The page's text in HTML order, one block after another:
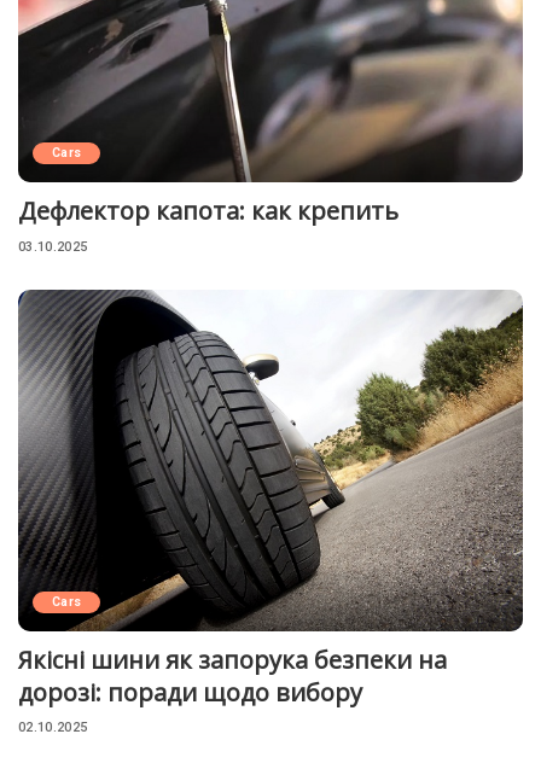
Cars
Дефлектор капота: как крепить
03.10.2025
Cars
Якісні шини як запорука безпеки на
дорозі: поради щодо вибору
02.10.2025